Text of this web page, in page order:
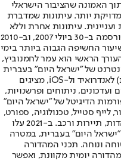
האמונה שהציבור הישראלי
יותר. עיתונות שמדברת
עיתונות אחרת וללא
תשלום. המהדורה המודפסת הראשונה פורסמה ב-30 ביולי 2007, וב-2010
החשיפה הגבוה ביותר בימי
הראשי הוא עמר לחמנוביץ,
של "ישראל היום" בעברית
ובאנגלית, כמו כן היישומונים (אפליקציות) לאנדרואיד ול-iOS, מציגים
ניתוחים ופרשנויות,
הדיגיטל של "ישראל היום"
לייף סטייל, טכנולוגיה, ספורט,
כלכלה וצרכנות, בריאות, חיילים, אוכל, יהדות, תיירות ורכב. ב-2021 עלו
היום" בעברית, במטרה
ונוחה. תכני המהדורה
יומית מקוונת, ואפשר